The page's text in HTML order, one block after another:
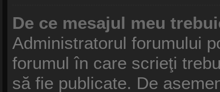
De ce mesajul meu
Administratorul forumului
forumul în care scrieţi
să fie publicate. De